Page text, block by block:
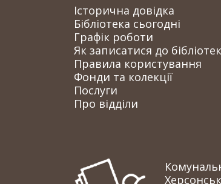
Історична довідка
Бібліотека сьогодні
Графік роботи
Як записатися до
Правила користування
Фонди та колекції
Послуги
Про відділи